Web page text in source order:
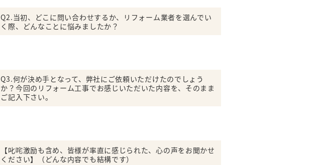
Q2.当初、どこに問い合わせするか、リフォーム業者を選んでい
く際、どんなことに悩みましたか？
Q3.何が決め手となって、弊社にご依頼いただけたのでしょう
か？今回のリフォーム工事でお感じいただいた内容を、そのまま
ご記入下さい。
【叱咤激励も含め、皆様が率直に感じられた、心の声をお聞かせ
ください】（どんな内容でも結構です）